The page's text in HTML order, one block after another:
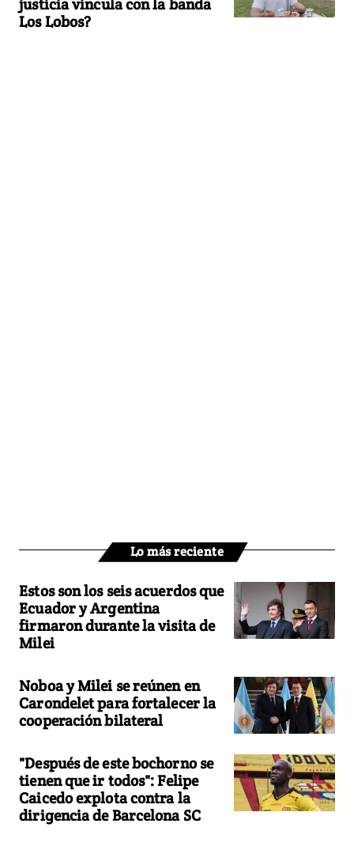
Los Lobos?
Lo más reciente
Estos son los seis acuerdos que
Ecuador y Argentina
firmaron durante la visita de
Milei
Noboa y Milei se reúnen en
Carondelet para fortalecer la
cooperación bilateral
"Después de este bochorno se
tienen que ir todos": Felipe
Caicedo explota contra la
dirigencia de Barcelona SC